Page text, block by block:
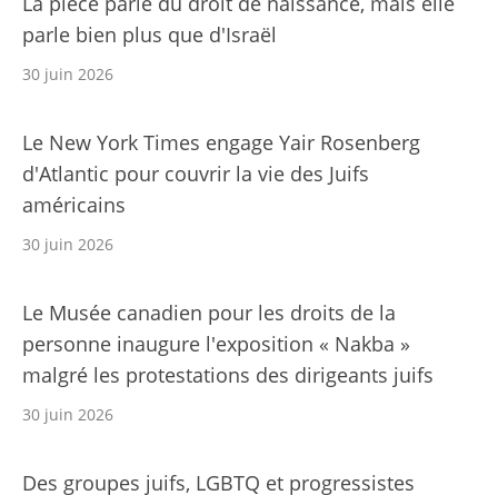
parle bien plus que d'Israël
30 juin 2026
Le New York Times engage Yair Rosenberg
d'Atlantic pour couvrir la vie des Juifs
américains
30 juin 2026
Le Musée canadien pour les droits de la
personne inaugure l'exposition « Nakba »
malgré les protestations des dirigeants juifs
30 juin 2026
Des groupes juifs, LGBTQ et progressistes